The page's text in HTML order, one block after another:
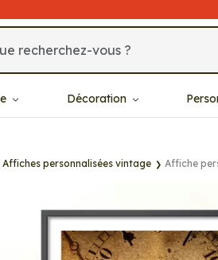
Décoration
Affiches personnalisées vintage Affiche